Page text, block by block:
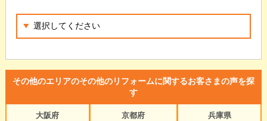
その他のエリアのその他のリフォームに関するお客さまの声を探
す
大阪府
京都府
兵庫県